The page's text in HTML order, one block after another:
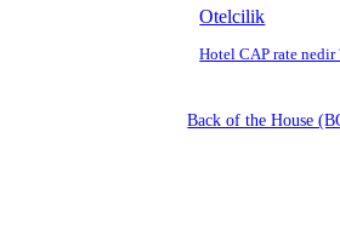
Otelcilik
Hotel CAP rate nedir
Back of the House